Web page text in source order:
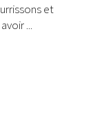
et
...